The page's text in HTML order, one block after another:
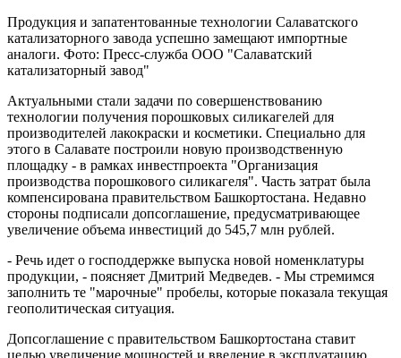
Продукция и запатентованные технологии Салаватского
катализаторного завода успешно замещают импортные
аналоги. Фото: Пресс-служба ООО "Салаватский
катализаторный завод"
Актуальными стали задачи по совершенствованию
технологии получения порошковых силикагелей для
производителей лакокраски и косметики. Специально для
этого в Салавате построили новую производственную
площадку - в рамках инвестпроекта "Организация
производства порошкового силикагеля". Часть затрат была
компенсирована правительством Башкортостана. Недавно
стороны подписали допсоглашение, предусматривающее
увеличение объема инвестиций до 545,7 млн рублей.
- Речь идет о господдержке выпуска новой номенклатуры
продукции, - поясняет Дмитрий Медведев. - Мы стремимся
заполнить те "марочные" пробелы, которые показала текущая
геополитическая ситуация.
Допсоглашение с правительством Башкортостана ставит
целью увеличение мощностей и введение в эксплуатацию